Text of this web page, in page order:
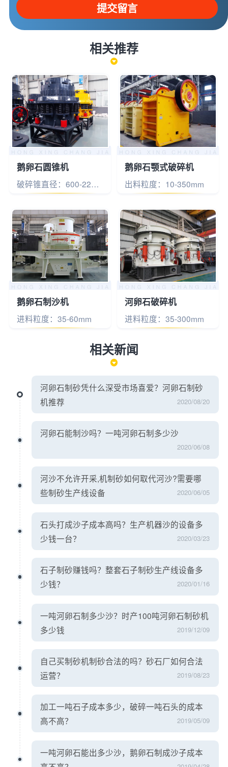
提交留言
相关推荐
鹅卵石圆锥机
破碎锥直径：600-2200mm
鹅卵石颚式破碎机
出料粒度：10-350mm
鹅卵石制沙机
进料粒度：35-60mm
河卵石破碎机
进料粒度：35-300mm
相关新闻
河卵石制砂凭什么深受市场喜爱？河卵石制砂
机推荐
2020/08/20
河卵石能制沙吗？一吨河卵石制多少沙
2020/06/08
河沙不允许开采,机制砂如何取代河沙?需要哪
些制砂生产线设备
2020/06/05
石头打成沙子成本高吗？生产机器沙的设备多
少钱一台？
2020/03/23
石子制砂赚钱吗？整套石子制砂生产线设备多
少钱？
2020/01/16
一吨河卵石制多少沙？时产100吨河卵石制砂机
多少钱
2019/12/09
自己买制砂机制砂合法的吗？砂石厂如何合法
运营？
2019/08/23
加工一吨石子成本多少，破碎一吨石头的成本
高不高？
2019/05/09
一吨河卵石能出多少沙，鹅卵石制成沙子成本